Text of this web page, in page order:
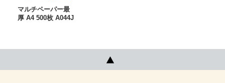
マルチペーパー最
厚 A4 500枚 A044J